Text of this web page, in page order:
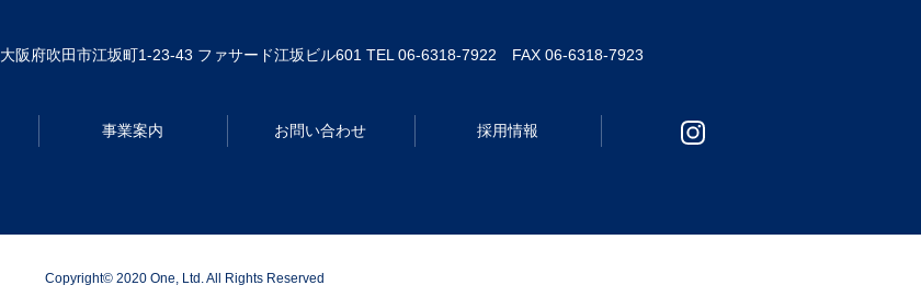
大阪府吹田市江坂町1-23-43 ファサード江坂ビル601 TEL 06-6318-7922 FAX 06-6318-7923
事業案内 お問い合わせ 採用情報
Copyright© 2020 One, Ltd. All Rights Reserved